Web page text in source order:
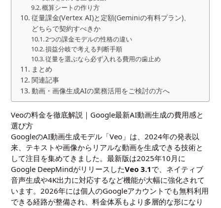
概算シートの作り方
従量課金(Vertex AI)と定額(Geminiの有料プラン)、
どちらで契約すべきか
2つの課金モデルの性格の違い
損益分岐で考える判断手順
従量を選ぶなら必ず入れる費用の歯止め
まとめ
関連記事
動画・画像生成AIの業務活用をご検討の方へ
Veoの料金を徹底解説｜Google最新AI動画生成の費用感と
選び方
GoogleのAI動画生成モデル「Veo」は、2024年の発表以
来、テキストや画像からリアルな動画を生成できる技術と
して注目を集めてきました。最新版は2025年10月に
Google DeepMindがリリースしたVeo 3.1で、ネイティブ
音声生成や4K出力に対応するなど機能が大幅に強化されて
います。2026年には個人のGoogleアカウントでも無料利用
できる経路が整備され、料金体系もより多層的な形になり